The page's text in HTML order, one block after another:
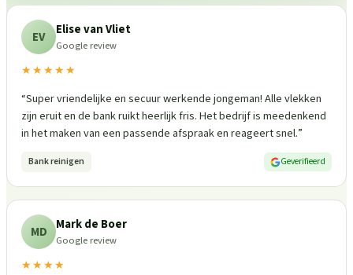
EV Elise van Vliet
Google review
★★★★★
“Super vriendelijke en secuur werkende jongeman! Alle vlekken
zijn eruit en de bank ruikt heerlijk fris. Het bedrijf is meedenkend
in het maken van een passende afspraak en reageert snel.”
Bank reinigen Geverifieerd
MD Mark de Boer
Google review
★★★★